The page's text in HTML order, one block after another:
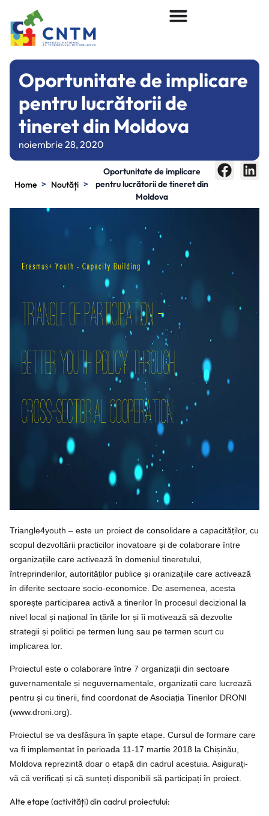
Oportunitate de implicare
pentru lucrătorii de
tineret din Moldova
noiembrie 28, 2020
Home > Noutăți >
Oportunitate de implicare
pentru lucrătorii de tineret din
Moldova
Triangle4youth – este un proiect de consolidare a capacităților, cu
scopul dezvoltării practicilor inovatoare și de colaborare între
organizațiile care activează în domeniul tineretului,
întreprinderilor, autorităților publice și oranizațiile care activează
în diferite sectoare socio-economice. De asemenea, acesta
sporește participarea activă a tinerilor în procesul decizional la
nivel local și național în țările lor și îi motivează să dezvolte
strategii și politici pe termen lung sau pe termen scurt cu
implicarea lor.
Proiectul este o colaborare între 7 organizații din sectoare
guvernamentale și neguvernamentale, organizații care lucrează
pentru și cu tinerii, find coordonat de Asociația Tinerilor DRONI
(www.droni.org).
Proiectul se va desfășura în șapte etape. Cursul de formare care
va fi implementat în perioada 11-17 martie 2018 la Chișinău,
Moldova reprezintă doar o etapă din cadrul acestuia. Asigurați-
vă că verificați și că sunteți disponibili să participați în proiect.
Alte etape (activități) din cadrul proiectului: